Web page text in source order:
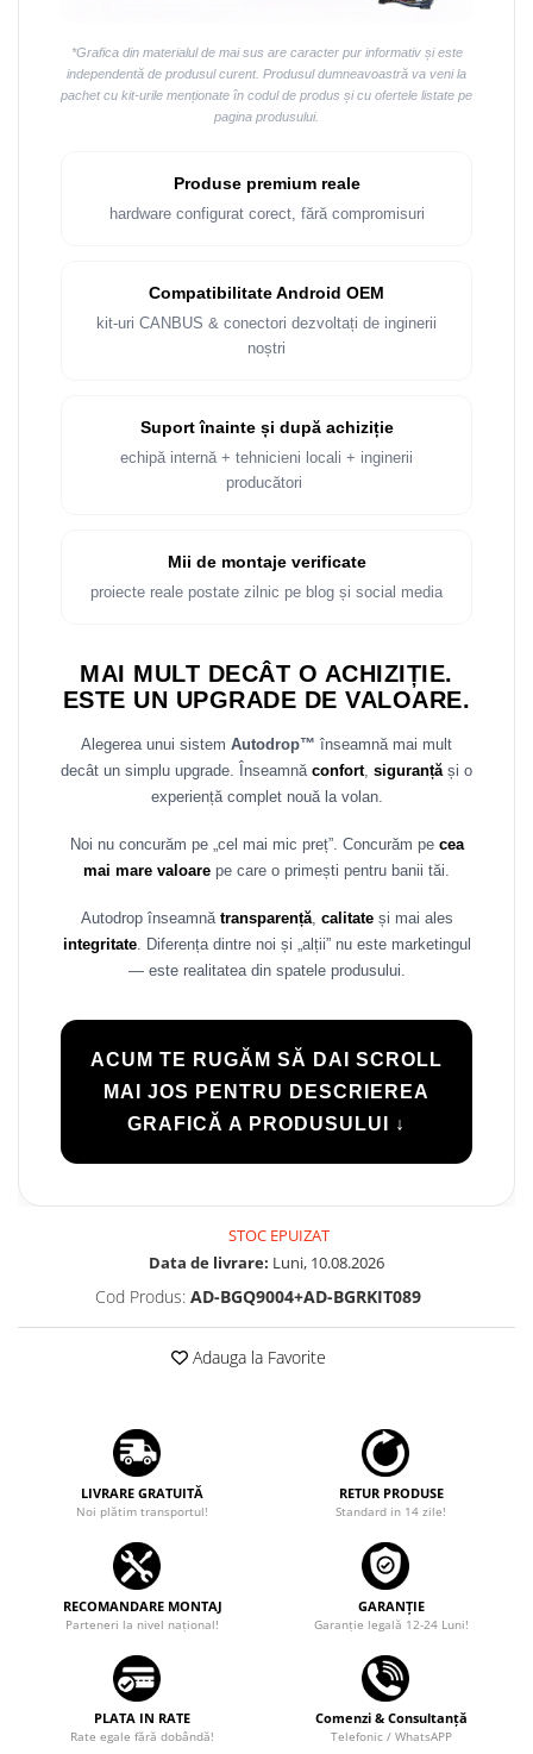
Rame adaptoare Skoda
Rame adaptoare Audi
Rame adaptoare Seat
Rame adaptoare Volvo
Rame Adaptoare Porsche
Rame adaptoare Peugeot
Rame adaptoare Citroen
Rame adaptoare Daihatsu
Rame adaptoare Mazda
Rame adaptoare Alfa Romeo
Rame adaptoare Nissan
Rame adaptoare Hyundai
Rame adaptoare Chevrolet
Rame adaptoare Mitsubishi
Rame adaptoare Jeep
Rame adaptoare Dodge
Rame adaptoare Isuzu
Rame adaptoare Subaru
Rame adaptoare Iveco
Rame adaptoare Land Rover
Rame adaptoare Hummer
Camere marșarier auto
*Grafica din materialul de mai sus are caracter pur informativ și este
independentă de produsul curent. Produsul dumneavoastră va veni la
pachet cu kit-urile menționate în codul de produs și cu ofertele listate pe
pagina produsului.
Produse premium reale
hardware configurat corect, fără compromisuri
Compatibilitate Android OEM
kit-uri CANBUS & conectori dezvoltați de inginerii
noștri
Suport înainte și după achiziție
echipă internă + tehnicieni locali + inginerii
producători
Mii de montaje verificate
proiecte reale postate zilnic pe blog și social media
MAI MULT DECÂT O ACHIZIȚIE.
ESTE UN UPGRADE DE VALOARE.
Alegerea unui sistem Autodrop™ înseamnă mai mult
decât un simplu upgrade. Înseamnă confort, siguranță și o
experiență complet nouă la volan.
Noi nu concurăm pe „cel mai mic preț”. Concurăm pe cea
mai mare valoare pe care o primești pentru banii tăi.
Autodrop înseamnă transparență, calitateși mai ales
integritate. Diferența dintre noi și „alții” nu este marketingul
— este realitatea din spatele produsului.
ACUM TE RUGĂM SĂ DAI SCROLL
MAI JOS PENTRU DESCRIEREA
GRAFICĂ A PRODUSULUI ↓
STOC EPUIZAT
Data de livrare: Luni, 10.08.2026
Cod Produs: AD-BGQ9004+AD-BGRKIT089
Adauga la Favorite
LIVRARE GRATUITĂ
Noi plătim transportul!
RETUR PRODUSE
Standard in 14 zile!
RECOMANDARE MONTAJ
Parteneri la nivel național!
GARANȚIE
Garanţie legală 12-24 Luni!
PLATA IN RATE
Rate egale fără dobândă!
Comenzi & Consultanță
Telefonic / WhatsAPP